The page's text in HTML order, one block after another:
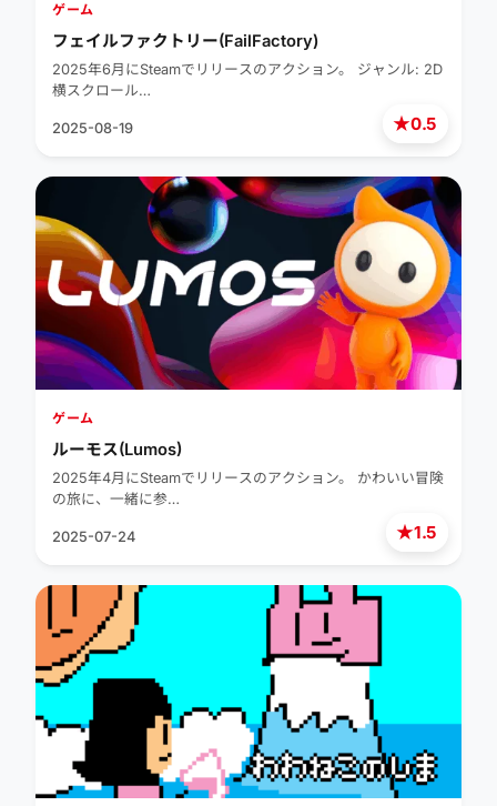
★0.5
ゲーム
フェイルファクトリー(FailFactory)
2025年6月にSteamでリリースのアクション。 ジャンル: 2D
横スクロール…
2025-08-19
★1.5
ゲーム
ルーモス(Lumos)
2025年4月にSteamでリリースのアクション。 かわいい冒険
の旅に、一緒に参…
2025-07-24